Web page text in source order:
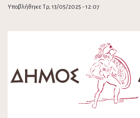
Υποβλήθηκε Τρ, 13/05/2025 - 12:07